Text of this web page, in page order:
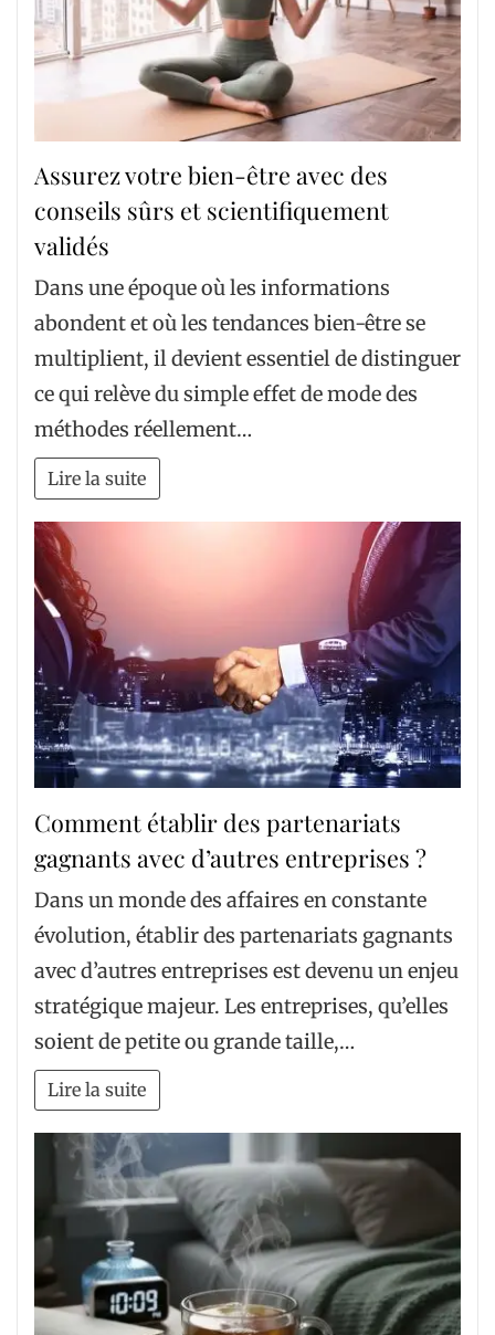
Assurez votre bien-être avec des
conseils sûrs et scientifiquement
validés
Dans une époque où les informations
abondent et où les tendances bien-être se
multiplient, il devient essentiel de distinguer
ce qui relève du simple effet de mode des
méthodes réellement…
Lire la suite
Comment établir des partenariats
gagnants avec d’autres entreprises ?
Dans un monde des affaires en constante
évolution, établir des partenariats gagnants
avec d’autres entreprises est devenu un enjeu
stratégique majeur. Les entreprises, qu’elles
soient de petite ou grande taille,…
Lire la suite